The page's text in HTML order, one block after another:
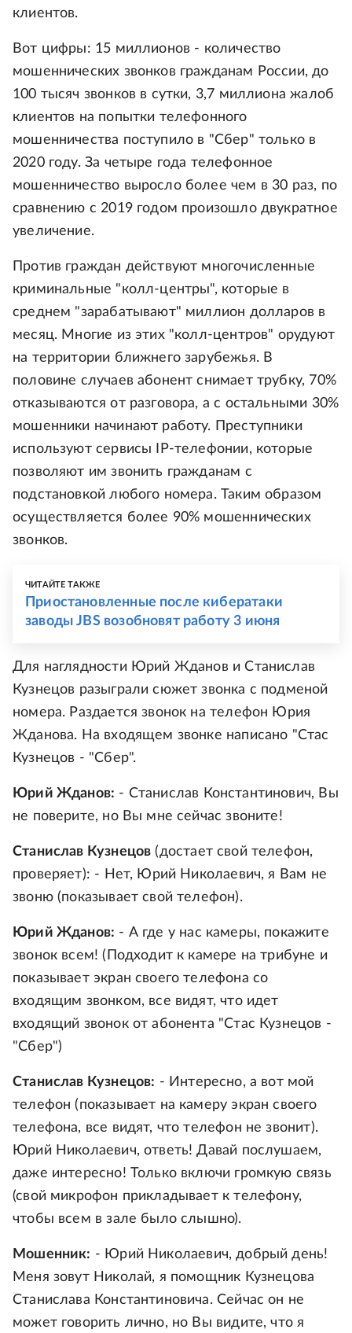
клиентов.
Вот цифры: 15 миллионов - количество
мошеннических звонков гражданам России, до
100 тысяч звонков в сутки, 3,7 миллиона жалоб
клиентов на попытки телефонного
мошенничества поступило в "Сбер" только в
2020 году. За четыре года телефонное
мошенничество выросло более чем в 30 раз, по
сравнению с 2019 годом произошло двукратное
увеличение.
Против граждан действуют многочисленные
криминальные "колл-центры", которые в
среднем "зарабатывают" миллион долларов в
месяц. Многие из этих "колл-центров" орудуют
на территории ближнего зарубежья. В
половине случаев абонент снимает трубку, 70%
отказываются от разговора, а с остальными 30%
мошенники начинают работу. Преступники
используют сервисы IP-телефонии, которые
позволяют им звонить гражданам с
подстановкой любого номера. Таким образом
осуществляется более 90% мошеннических
звонков.
ЧИТАЙТЕ ТАКЖЕ
Приостановленные после кибератаки
заводы JBS возобновят работу 3 июня
Для наглядности Юрий Жданов и Станислав
Кузнецов разыграли сюжет звонка с подменой
номера. Раздается звонок на телефон Юрия
Жданова. На входящем звонке написано "Стас
Кузнецов - "Сбер".
Юрий Жданов: - Станислав Константинович, Вы
не поверите, но Вы мне сейчас звоните!
Станислав Кузнецов (достает свой телефон,
проверяет): - Нет, Юрий Николаевич, я Вам не
звоню (показывает свой телефон).
Юрий Жданов: - А где у нас камеры, покажите
звонок всем! (Подходит к камере на трибуне и
показывает экран своего телефона со
входящим звонком, все видят, что идет
входящий звонок от абонента "Стас Кузнецов -
"Сбер")
Станислав Кузнецов: - Интересно, а вот мой
телефон (показывает на камеру экран своего
телефона, все видят, что телефон не звонит).
Юрий Николаевич, ответь! Давай послушаем,
даже интересно! Только включи громкую связь
(свой микрофон прикладывает к телефону,
чтобы всем в зале было слышно).
Мошенник: - Юрий Николаевич, добрый день!
Меня зовут Николай, я помощник Кузнецова
Станислава Константиновича. Сейчас он не
может говорить лично, но Вы видите, что я